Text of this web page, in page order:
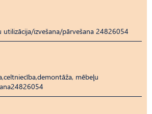
utilizācija/izvešana/pārvešana 24826054
mēbeļu